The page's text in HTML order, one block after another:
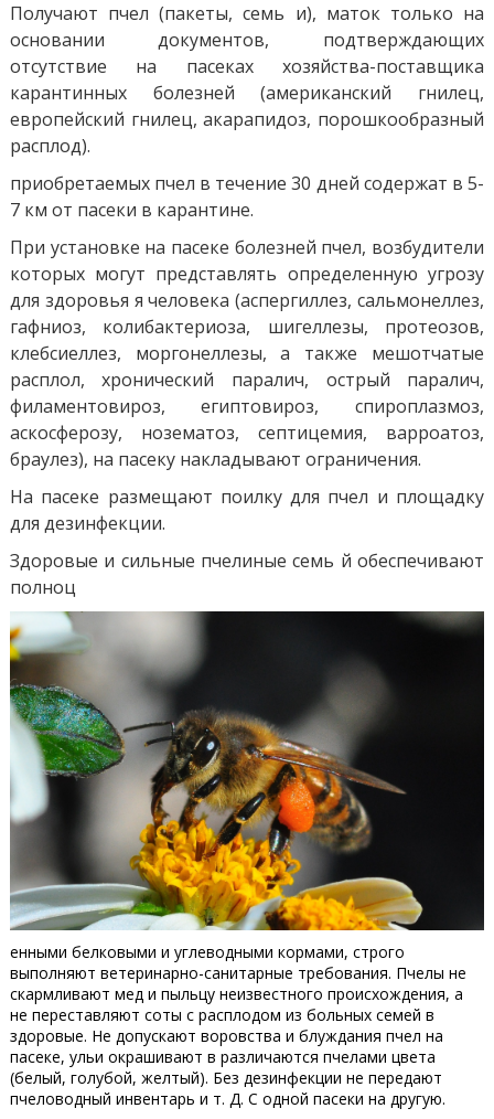
Получают пчел (пакеты, семь и), маток только на
основании документов, подтверждающих
отсутствие на пасеках хозяйства-поставщика
карантинных болезней (американский гнилец,
европейский гнилец, акарапидоз, порошкообразный
расплод).
приобретаемых пчел в течение 30 дней содержат в 5-
7 км от пасеки в карантине.
При установке на пасеке болезней пчел, возбудители
которых могут представлять определенную угрозу
для здоровья я человека (аспергиллез, сальмонеллез,
гафниоз, колибактериоза, шигеллезы, протеозов,
клебсиеллез, моргонеллезы, а также мешотчатые
расплол, хронический паралич, острый паралич,
филаментовироз, египтовироз, спироплазмоз,
аскосферозу, нозематоз, септицемия, варроатоз,
браулез), на пасеку накладывают ограничения.
На пасеке размещают поилку для пчел и площадку
для дезинфекции.
Здоровые и сильные пчелиные семь й обеспечивают
полноц
енными белковыми и углеводными кормами, строго
выполняют ветеринарно-санитарные требования. Пчелы не
скармливают мед и пыльцу неизвестного происхождения, а
не переставляют соты с расплодом из больных семей в
здоровые. Не допускают воровства и блуждания пчел на
пасеке, ульи окрашивают в различаются пчелами цвета
(белый, голубой, желтый). Без дезинфекции не передают
пчеловодный инвентарь и т. Д. С одной пасеки на другую.